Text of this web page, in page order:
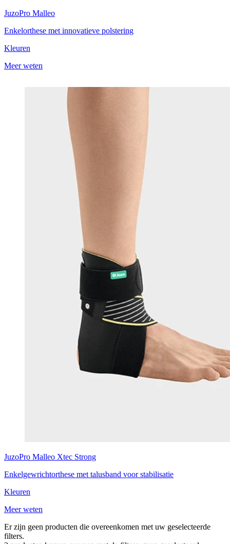
JuzoPro Malleo
Enkelorthese met innovatieve polstering
Kleuren
Meer weten
JuzoPro Malleo Xtec Strong
Enkelgewrichtorthese met talusband voor stabilisatie
Kleuren
Meer weten
Er zijn geen producten die overeenkomen met uw geselecteerde
filters.